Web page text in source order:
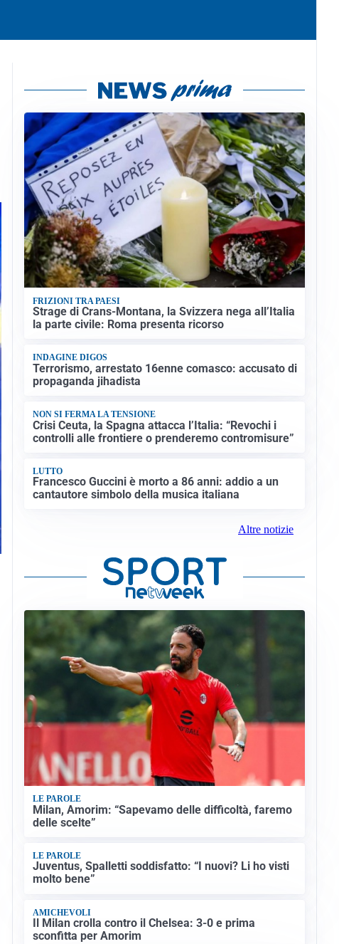
FRIZIONI TRA PAESI
Strage di Crans-Montana, la Svizzera nega all’Italia
la parte civile: Roma presenta ricorso
INDAGINE DIGOS
Terrorismo, arrestato 16enne comasco: accusato di
propaganda jihadista
NON SI FERMA LA TENSIONE
Crisi Ceuta, la Spagna attacca l’Italia: “Revochi i
controlli alle frontiere o prenderemo contromisure”
LUTTO
Francesco Guccini è morto a 86 anni: addio a un
cantautore simbolo della musica italiana
Altre notizie
LE PAROLE
Milan, Amorim: “Sapevamo delle difficoltà, faremo
delle scelte”
LE PAROLE
Juventus, Spalletti soddisfatto: “I nuovi? Li ho visti
molto bene”
AMICHEVOLI
Il Milan crolla contro il Chelsea: 3-0 e prima
sconfitta per Amorim